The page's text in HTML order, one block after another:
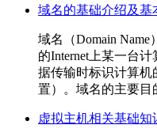
域名的基础介绍及基
域名（Domain
的Internet上某一台
据传输时标识计算机
置）。域名的主要目
虚拟主机相关基础知